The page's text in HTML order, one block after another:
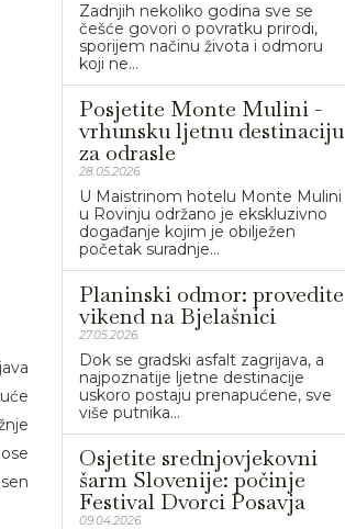
Zadnjih nekoliko godina sve se
češće govori o povratku prirodi,
sporijem načinu života i odmoru
koji ne...
Posjetite Monte Mulini -
vrhunsku ljetnu destinaciju
za odrasle
28.05.2026.
U Maistrinom hotelu Monte Mulini
u Rovinju održano je ekskluzivno
događanje kojim je obilježen
početak suradnje...
Planinski odmor: provedite
vikend na Bjelašnici
27.05.2026.
Dok se gradski asfalt zagrijava, a
najpoznatije ljetne destinacije
uskoro postaju prenapućene, sve
više putnika...
Osjetite srednjovjekovni
šarm Slovenije: počinje
Festival Dvorci Posavja
09.04.2026.